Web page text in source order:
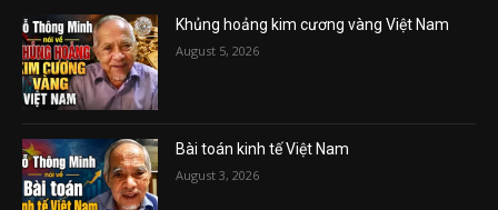
Khủng hoảng kim cương vàng Việt Nam
August 5, 2026
Bài toán kinh tế Việt Nam
August 3, 2026